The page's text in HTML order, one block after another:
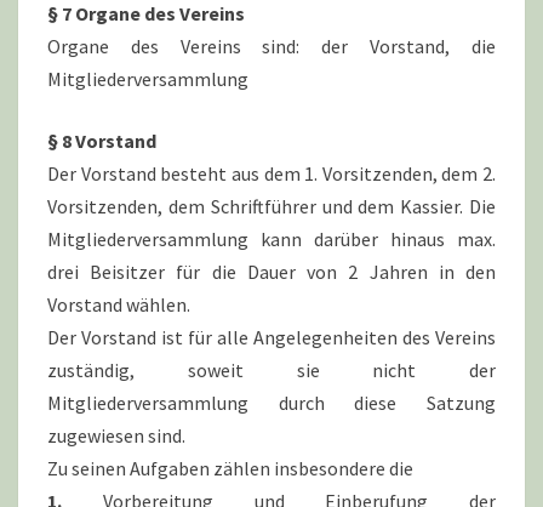
§ 7 Organe des Vereins
Organe des Vereins sind: der Vorstand, die
Mitgliederversammlung
§ 8 Vorstand
Der Vorstand besteht aus dem 1. Vorsitzenden, dem 2.
Vorsitzenden, dem Schriftführer und dem Kassier. Die
Mitgliederversammlung kann darüber hinaus max.
drei Beisitzer für die Dauer von 2 Jahren in den
Vorstand wählen.
Der Vorstand ist für alle Angelegenheiten des Vereins
zuständig, soweit sie nicht der
Mitgliederversammlung durch diese Satzung
zugewiesen sind.
Zu seinen Aufgaben zählen insbesondere die
1. Vorbereitung und Einberufung der